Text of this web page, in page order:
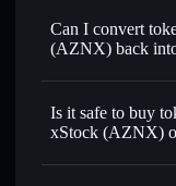
Can I convert
(AZNX) back
Is it safe to buy
xStock (AZNX)